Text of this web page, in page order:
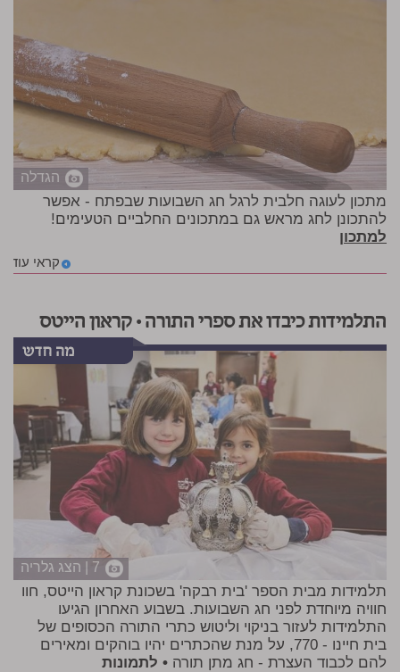
הגדלה
מתכון לעוגה חלבית לרגל חג השבועות שבפתח - אפשר
להתכונן לחג מראש גם במתכונים החלביים הטעימים!
למתכון
קראי עוד
התלמידות כיבדו את ספרי התורה • קראון הייטס
7 | הצג גלריה
תלמידות מבית הספר 'בית רבקה' בשכונת קראון הייטס, חוו
חוויה מיוחדת לפני חג השבועות. בשבוע האחרון הגיעו
התלמידות לעזור בניקוי וליטוש כתרי התורה הכסופים של
בית חיינו - 770, על מנת שהכתרים יהיו בוהקים ומאירים
להם לכבוד העצרת - חג מתן תורה • לתמונות